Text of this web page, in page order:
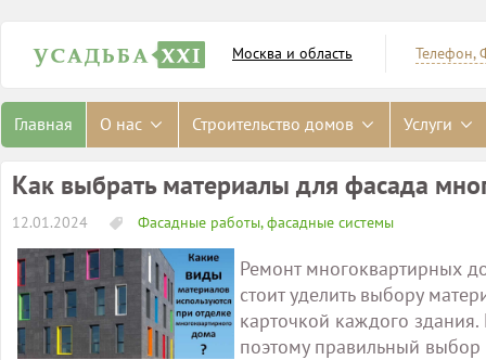
Телефон,
Москва и область
Главная О нас Строительство домов Услуги
Как выбрать материалы для фасада
12.01.2024 Фасадные работы, фасадные системы
Ремонт многоквартирных
стоит уделить выбору
карточкой каждого
поэтому правильный выбор